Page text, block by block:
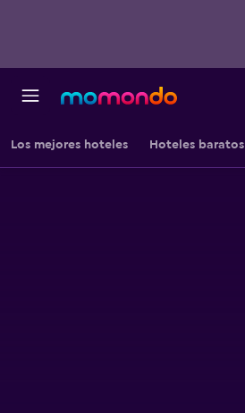
Los mejores hoteles Hoteles baratos